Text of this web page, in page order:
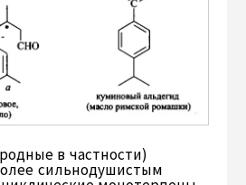
в частности)
сильнодушистым